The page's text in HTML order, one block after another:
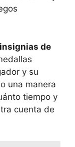
insignias de
y su
una manera
tiempo y
cuenta de